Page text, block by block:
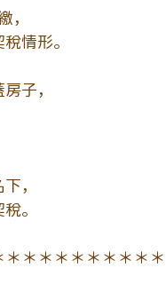
情形。
子，
，
。
＊＊＊＊＊＊＊＊＊